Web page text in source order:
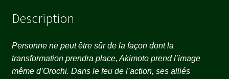
Description
Personne ne peut être sûr de la façon dont la
transformation prendra place, Akimoto prend l’image
même d’Orochi. Dans le feu de l’action, ses alliés